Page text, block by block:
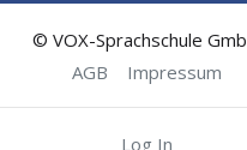
© VOX-Sprachschule
AGB
Impressum
Log In